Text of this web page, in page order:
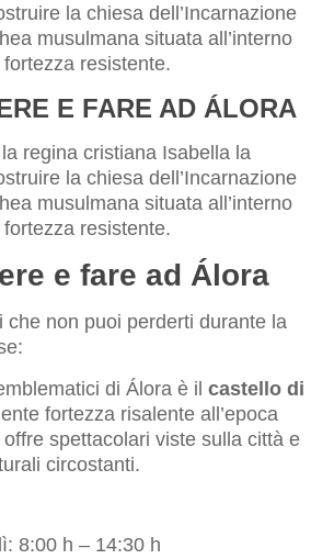
la chiesa dell’Incarnazione
musulmana situata all’interno
resistente.
E FARE AD ÁLORA
regina cristiana Isabella la
la chiesa dell’Incarnazione
musulmana situata all’interno
resistente.
e fare ad Álora
che non puoi perderti durante la
di Álora è il castello di
fortezza risalente all’epoca
spettacolari viste sulla città e
circostanti.
8:00 h – 14:30 h